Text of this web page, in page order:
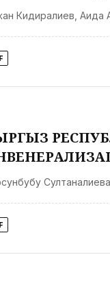
Кидиралиев Аида
Султаналиева